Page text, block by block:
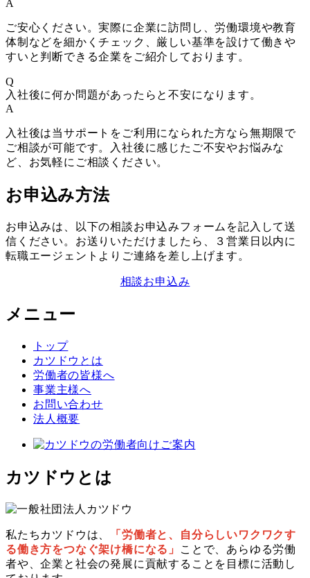
A
ご安心ください。実際に企業に訪問し、労働環境や教育
体制などを細かくチェック、厳しい基準を設けて働きや
すいと判断できる企業をご紹介しております。
Q
入社後に何か問題があったらと不安になります。
A
入社後は当サポートをご利用になられた方なら無期限で
ご相談が可能です。入社後に感じたご不安やお悩みな
ど、お気軽にご相談ください。
お申込み方法
お申込みは、以下の相談お申込みフォームを記入して送
信ください。お送りいただけましたら、３営業日以内に
転職エージェントよりご連絡を差し上げます。
相談お申込み
メニュー
トップ
カツドウとは
労働者の皆様へ
事業主様へ
お問い合わせ
法人概要
カツドウとは
私たちカツドウは、
「労働者と、自分らしいワクワクす
る働き方をつなぐ架け橋になる」
ことで、あらゆる労働
者や、企業と社会の発展に貢献することを目標に活動し